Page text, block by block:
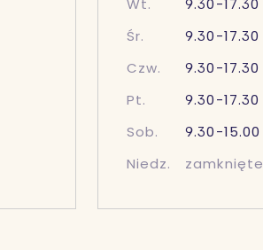
Wt.
9.30-17.30
Śr.
9.30-17.30
Czw.
9.30-17.30
Pt.
9.30-17.30
Sob.
9.30-15.00
Niedz.
zamknięte